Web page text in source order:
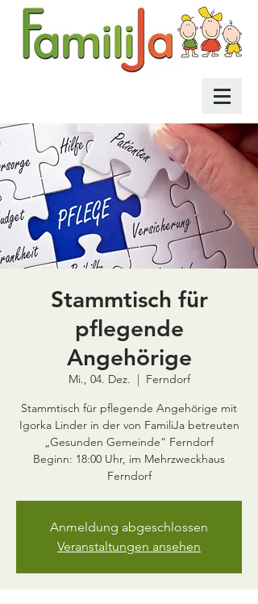
Stammtisch für
pflegende
Angehörige
Mi., 04. Dez.
  |
Ferndorf
Stammtisch für pflegende Angehörige mit
Igorka Linder in der von FamiliJa betreuten
„Gesunden Gemeinde“ Ferndorf
Beginn: 18:00 Uhr, im Mehrzweckhaus
Ferndorf
Anmeldung abgeschlossen
Veranstaltungen ansehen